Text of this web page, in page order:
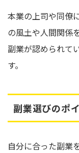
本業の上司や同僚
の風土や人間関係
副業が認められて
す。
副業選びのポ
自分に合った副業